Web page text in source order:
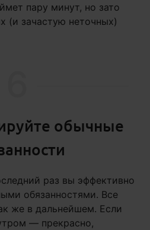
пару минут, но зато
(и зачастую неточных)
обычные
раз вы эффективно
обязанностями. Все
же в дальнейшем. Если
— прекрасно,